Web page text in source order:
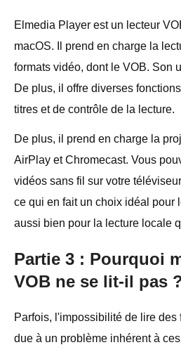
Elmedia Player est un lecteur
macOS. Il prend en charge la
formats vidéo, dont le VOB. Son
De plus, il offre diverses
titres et de contrôle de la lecture.
De plus, il prend en charge la
AirPlay et Chromecast. Vous
vidéos sans fil sur votre
ce qui en fait un choix idéal pour
aussi bien pour la lecture locale
Partie 3 : Pourquoi
VOB ne se lit-il pas
Parfois, l'impossibilité de lire des
due à un problème inhérent à